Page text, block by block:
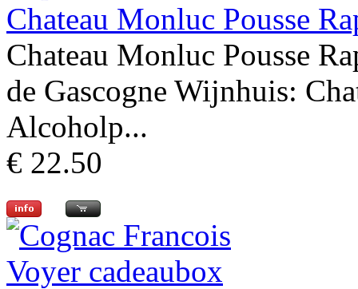
Chateau Monluc Pousse
Chateau Monluc Pousse
de Gascogne Wijnhuis:
Alcoholp...
€ 22.50